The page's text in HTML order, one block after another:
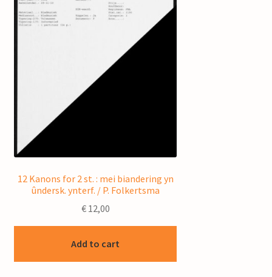
12 Kanons for 2 st. : mei biandering yn
ûndersk. ynterf. / P. Folkertsma
€12,00
Add to cart